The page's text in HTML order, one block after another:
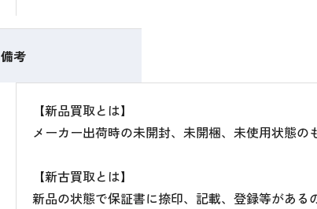
備考
【新品買取とは】
メーカー出荷時の未開封、未開梱、未使用状態の
【新古買取とは】
新品の状態で保証書に捺印、記載、登録等がある